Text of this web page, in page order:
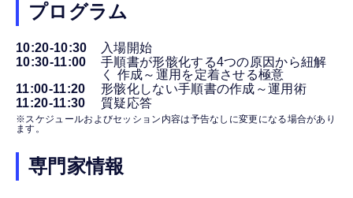
プログラム
10:20-10:30
入場開始
10:30-11:00
手順書が形骸化する4つの原因から紐解
く 作成～運用を定着させる極意
11:00-11:20
形骸化しない手順書の作成～運用術
11:20-11:30
質疑応答
※スケジュールおよびセッション内容は予告なしに変更になる場合があり
ます。
専門家情報